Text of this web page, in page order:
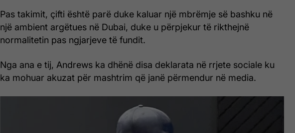
Pas takimit, çifti është parë duke kaluar një mbrëmje së bashku në
një ambient argëtues në Dubai, duke u përpjekur të rikthejnë
normalitetin pas ngjarjeve të fundit.
Nga ana e tij, Andrews ka dhënë disa deklarata në rrjete sociale ku
ka mohuar akuzat për mashtrim që janë përmendur në media.